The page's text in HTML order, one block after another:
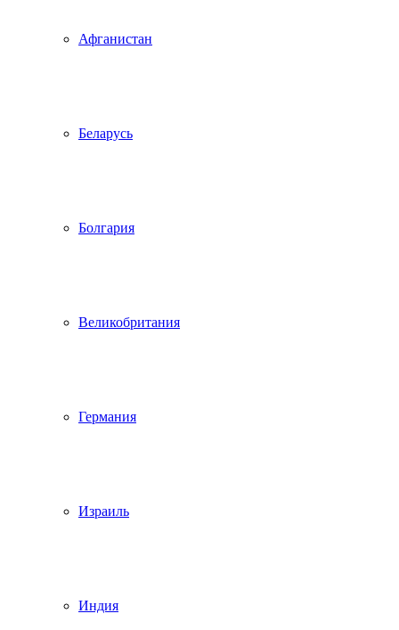
Афганистан
Беларусь
Болгария
Великобритания
Германия
Израиль
Индия